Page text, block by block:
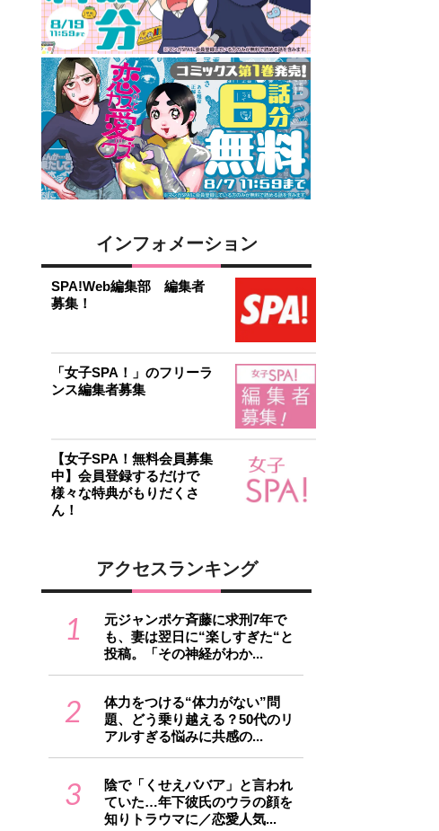
インフォメーション
SPA!Web編集部 編集者
募集！
「女子SPA！」のフリーラ
ンス編集者募集
【女子SPA！無料会員募集
中】会員登録するだけで
様々な特典がもりだくさ
ん！
アクセスランキング
1
元ジャンポケ斉藤に求刑7年で
も、妻は翌日に“楽しすぎた“と
投稿。「その神経がわか...
2
体力をつける“体力がない”問
題、どう乗り越える？50代のリ
アルすぎる悩みに共感の...
3
陰で「くせえババア」と言われ
ていた…年下彼氏のウラの顔を
知りトラウマに／恋愛人気...